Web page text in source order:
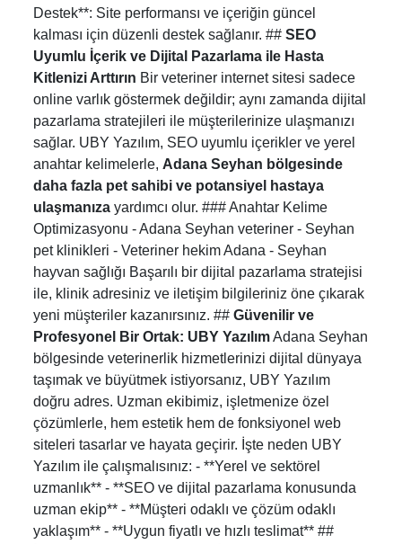
Destek**: Site performansı ve içeriğin güncel
kalması için düzenli destek sağlanır. ##SEO
Uyumlu İçerik ve Dijital Pazarlama ile Hasta
Kitlenizi Arttırın Bir veteriner internet sitesi sadece
online varlık göstermek değildir; aynı zamanda dijital
pazarlama stratejileri ile müşterilerinize ulaşmanızı
sağlar. UBY Yazılım, SEO uyumlu içerikler ve yerel
anahtar kelimelerle, Adana Seyhan bölgesinde
daha fazla pet sahibi ve potansiyel hastaya
ulaşmanıza yardımcı olur. ### Anahtar Kelime
Optimizasyonu - Adana Seyhan veteriner - Seyhan
pet klinikleri - Veteriner hekim Adana - Seyhan
hayvan sağlığı Başarılı bir dijital pazarlama stratejisi
ile, klinik adresiniz ve iletişim bilgileriniz öne çıkarak
yeni müşteriler kazanırsınız. ##Güvenilir ve
Profesyonel Bir Ortak: UBY YazılımAdana Seyhan
bölgesinde veterinerlik hizmetlerinizi dijital dünyaya
taşımak ve büyütmek istiyorsanız, UBY Yazılım
doğru adres. Uzman ekibimiz, işletmenize özel
çözümlerle, hem estetik hem de fonksiyonel web
siteleri tasarlar ve hayata geçirir. İşte neden UBY
Yazılım ile çalışmalısınız: - **Yerel ve sektörel
uzmanlık** - **SEO ve dijital pazarlama konusunda
uzman ekip** - **Müşteri odaklı ve çözüm odaklı
yaklaşım** - **Uygun fiyatlı ve hızlı teslimat** ##